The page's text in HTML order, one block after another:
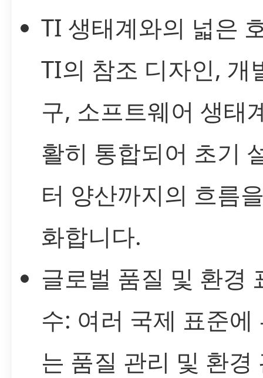
TI 생태계와의 넓은
TI의 참조 디자인, 개
구, 소프트웨어 생태
활히 통합되어 초기
터 양산까지의 흐름
화합니다.
글로벌 품질 및 환경
수: 여러 국제 표준에
는 품질 관리 및 환경